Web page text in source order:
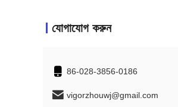
যোগাযোগ করুন
86-028-3856-0186
vigorzhouwj@gmail.com